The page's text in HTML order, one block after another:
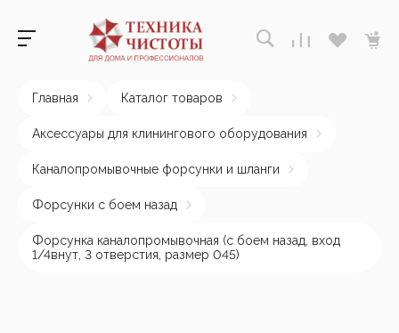
Главная Каталог товаров
Аксессуары для клинингового оборудования
Каналопромывочные форсунки и шланги
Форсунки с боем назад
Форсунка каналопромывочная (с боем назад, вход
1/4внут, 3 отверстия, размер 045)